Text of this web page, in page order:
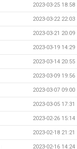
2023-03-25 18:58
2023-03-22 22:03
2023-03-21 20:09
2023-03-19 14:29
2023-03-14 20:55
2023-03-09 19:56
2023-03-07 09:00
2023-03-05 17:31
2023-02-26 15:14
2023-02-18 21:21
2023-02-16 14:24